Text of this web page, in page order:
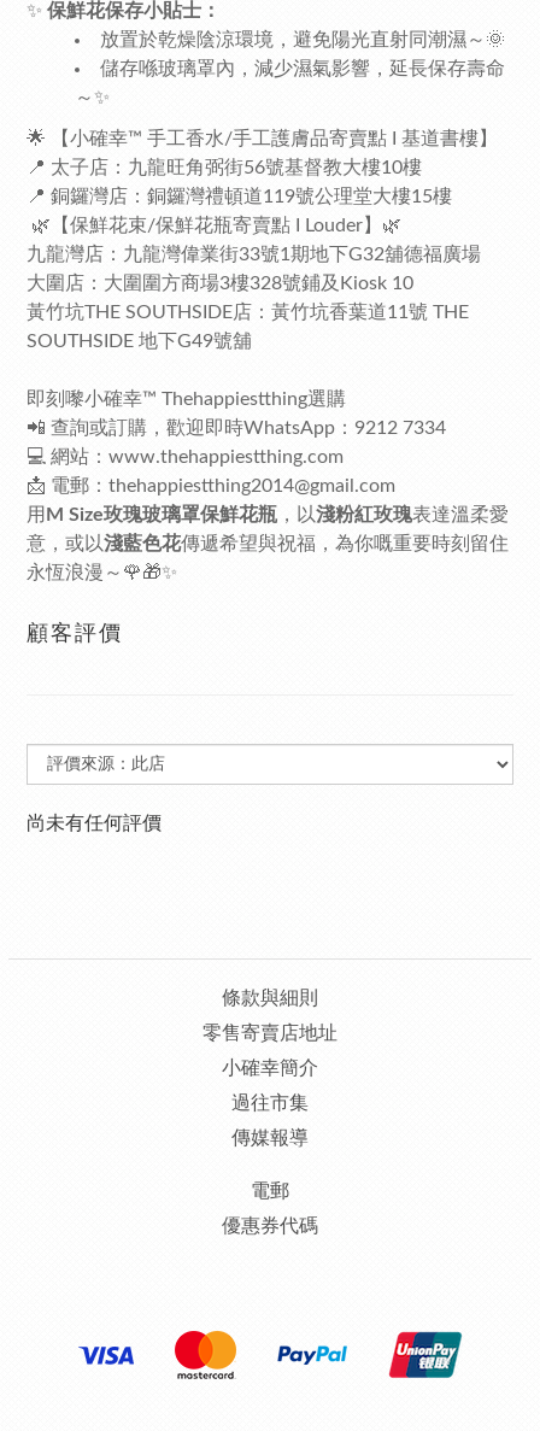
✨ 保鮮花保存小貼士：
放置於乾燥陰涼環境，避免陽光直射同潮濕～🌞
儲存喺玻璃罩內，減少濕氣影響，延長保存壽命
～✨
🌟 【小確幸™ 手工香水/手工護膚品寄賣點 I 基道書樓】
📍 太子店：九龍旺角弼街56號基督教大樓10樓
📍 銅鑼灣店：銅鑼灣禮頓道119號公理堂大樓15樓
🌿【保鮮花束/保鮮花瓶寄賣點 I Louder】🌿
九龍灣店：九龍灣偉業街33號1期地下G32舖德福廣場
大圍店：大圍圍方商場3樓328號鋪及Kiosk 10
黃竹坑THE SOUTHSIDE店：黃竹坑香葉道11號 THE
SOUTHSIDE 地下G49號舖
即刻嚟小確幸™ Thehappiestthing選購
📲 查詢或訂購，歡迎即時WhatsApp：9212 7334
💻 網站：www.thehappiestthing.com
📩 電郵：thehappiestthing2014@gmail.com
用 M Size玫瑰玻璃罩保鮮花瓶 ，以淺粉紅玫瑰表達溫柔愛
意，或以淺藍色花傳遞希望與祝福，為你嘅重要時刻留住
永恆浪漫～🌹🎁✨
顧客評價
尚未有任何評價
條款與細則
零售寄賣店地址
小確幸簡介
過往市集
傳媒報導
電郵
優惠券代碼